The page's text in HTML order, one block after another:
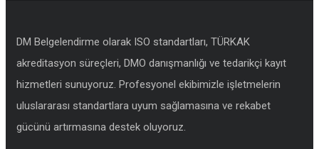
DM Belgelendirme olarak ISO standartları, TÜRKAK
akreditasyon süreçleri, DMO danışmanlığı ve tedarikçi kayıt
hizmetleri sunuyoruz. Profesyonel ekibimizle işletmelerin
uluslararası standartlara uyum sağlamasına ve rekabet
gücünü artırmasına destek oluyoruz.